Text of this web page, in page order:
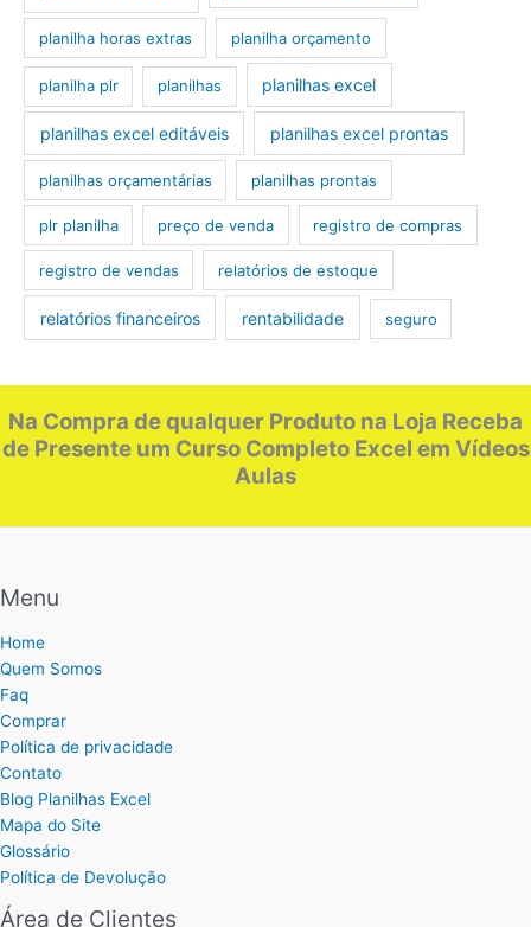
planilha horas extras planilha orçamento
planilha plr planilhas planilhas excel
planilhas excel editáveis planilhas excel prontas
planilhas orçamentárias planilhas prontas
plr planilha preço de venda registro de compras
registro de vendas relatórios de estoque
relatórios financeiros rentabilidade seguro
Na Compra de qualquer Produto na Loja Receba
de Presente um Curso Completo Excel em Vídeos
Aulas
Menu
Home
Quem Somos
Faq
Comprar
Política de privacidade
Contato
Blog Planilhas Excel
Mapa do Site
Glossário
Política de Devolução
Área de Clientes